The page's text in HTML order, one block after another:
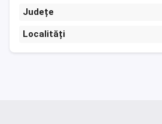
Județe
Localități